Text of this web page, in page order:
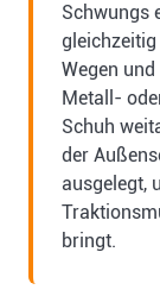
Schwungs
Wegen
Metall-
Schuh
der
ausgelegt,
bringt.